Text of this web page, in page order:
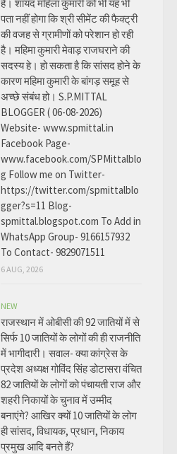
है। शायद महिला कुमारी को भी यह भी
पता नहीं होगा कि श्री सीमेंट की फैक्ट्री
की वजह से ग्रामीणों को परेशान हो रही
है। महिमा कुमारी मेवाड़ राजघराने की
सदस्य हे। हो सकता है कि सांसद होने के
कारण महिमा कुमारी के बांगड़ समूह से
अच्छे संबंध हो। S.P.MITTAL
BLOGGER ( 06-08-2026)
Website- www.spmittal.in
Facebook Page-
www.facebook.com/SPMittalblo
g Follow me on Twitter-
https://twitter.com/spmittalblo
gger?s=11 Blog-
spmittal.blogspot.com To Add in
WhatsApp Group- 9166157932
To Contact- 9829071511
6 AUG, 2026
NEW
राजस्थान में ओबीसी की 92 जातियों में से
सिर्फ 10 जातियों के लोगों की ही राजनीति
में भागीदारी। सवाल- क्या कांग्रेस के
प्रदेश अध्यक्ष गोविंद सिंह डोटासरा वंचित
82 जातियों के लोगों को पंचायती राज और
शहरी निकायों के चुनाव में उम्मीद
बनाएंगे? आखिर क्यों 10 जातियों के लोग
ही सांसद, विधायक, प्रधान, निकाय
प्रमुख आदि बनते हैं?